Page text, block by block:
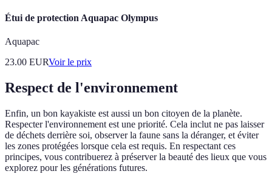
Étui de protection Aquapac Olympus
Aquapac
23.00 EURVoir le prix
Respect de l'environnement
Enfin, un bon kayakiste est aussi un bon citoyen de la planète.
Respecter l'environnement est une priorité. Cela inclut ne pas laisser
de déchets derrière soi, observer la faune sans la déranger, et éviter
les zones protégées lorsque cela est requis. En respectant ces
principes, vous contribuerez à préserver la beauté des lieux que vous
explorez pour les générations futures.